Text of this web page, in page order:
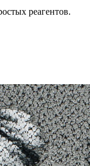
реагентов.